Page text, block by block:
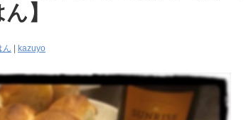
】
ん kazuyo